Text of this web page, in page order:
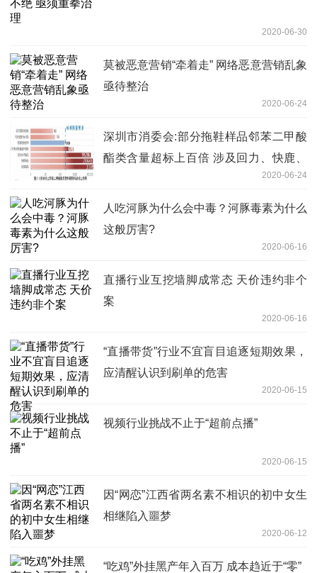
2020-06-30
莫被恶意营销“牵着走” 网络恶意营销乱象
亟待整治
2020-06-24
深圳市消委会:部分拖鞋样品邻苯二甲酸
酯类含量超标上百倍 涉及回力、快鹿、
2020-06-24
人吃河豚为什么会中毒？河豚毒素为什么
这般厉害?
2020-06-16
直播行业互挖墙脚成常态 天价违约非个
案
2020-06-16
“直播带货”行业不宜盲目追逐短期效果，
应清醒认识到刷单的危害
2020-06-15
视频行业挑战不止于“超前点播”
2020-06-15
因“网恋”江西省两名素不相识的初中女生
相继陷入噩梦
2020-06-12
“吃鸡”外挂黑产年入百万 成本趋近于“零”